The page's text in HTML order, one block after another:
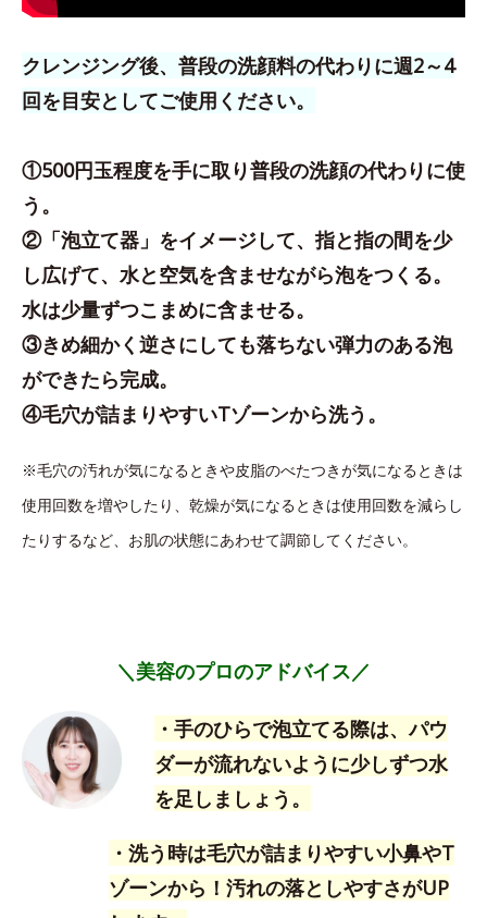
クレンジング後、普段の洗顔料の代わりに週2～4
回を目安としてご使用ください。
①500円玉程度を手に取り普段の洗顔の代わりに使
う。
②「泡立て器」をイメージして、指と指の間を少
し広げて、水と空気を含ませながら泡をつくる。
水は少量ずつこまめに含ませる。
③きめ細かく逆さにしても落ちない弾力のある泡
ができたら完成。
④毛穴が詰まりやすいTゾーンから洗う。
※毛穴の汚れが気になるときや皮脂のべたつきが気になるときは
使用回数を増やしたり、乾燥が気になるときは使用回数を減らし
たりするなど、お肌の状態にあわせて調節してください。
＼美容のプロのアドバイス／
・手のひらで泡立てる際は、パウ
ダーが流れないように少しずつ水
を足しましょう。
・洗う時は毛穴が詰まりやすい小鼻やT
ゾーンから！汚れの落としやすさがUP